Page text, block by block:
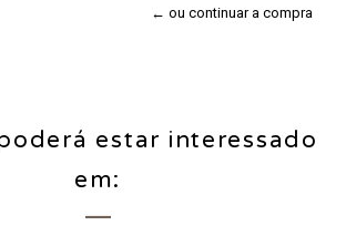
← ou continuar a compra
estar interessado
em: